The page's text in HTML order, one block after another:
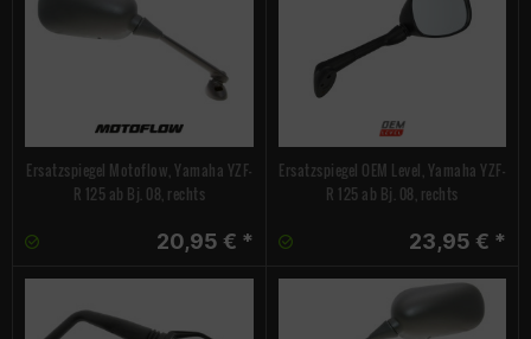
Ersatzspiegel Motoflow, Yamaha YZF-
R 125 ab Bj. 08, rechts
20,95 € *
Ersatzspiegel OEM Level, Yamaha YZF-
R 125 ab Bj. 08, rechts
23,95 € *